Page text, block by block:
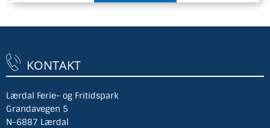
KONTAKT
Lærdal Ferie- og Fritidspark
Grandavegen 5
N-6887 Lærdal